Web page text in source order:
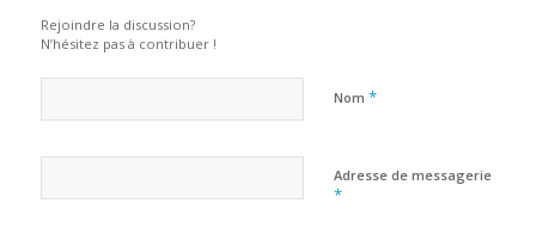
Rejoindre la discussion?
N’hésitez pas à contribuer !
Nom *
Adresse de messagerie
*